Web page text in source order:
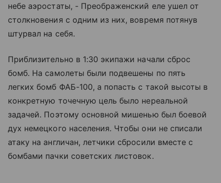
небе аэростаты, - Преображенский еле ушел от
столкновения с одним из них, вовремя потянув
штурвал на себя.
Приблизительно в 1:30 экипажи начали сброс
бомб. На самолеты были подвешены по пять
легких бомб ФАБ-100, а попасть с такой высоты в
конкретную точечную цель было нереальной
задачей. Поэтому основной мишенью был боевой
дух немецкого населения. Чтобы они не списали
атаку на англичан, летчики сбросили вместе с
бомбами пачки советских листовок.